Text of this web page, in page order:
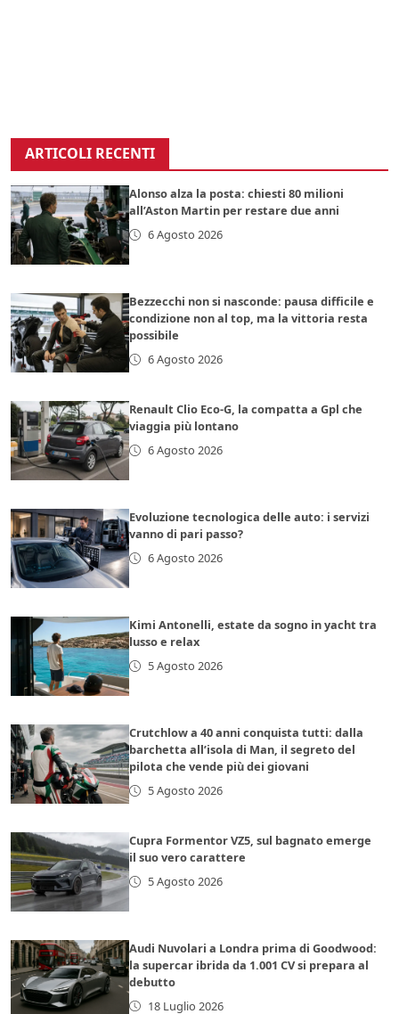
ARTICOLI RECENTI
Alonso alza la posta: chiesti 80 milioni
all’Aston Martin per restare due anni
6 Agosto 2026
Bezzecchi non si nasconde: pausa difficile e
condizione non al top, ma la vittoria resta
possibile
6 Agosto 2026
Renault Clio Eco-G, la compatta a Gpl che
viaggia più lontano
6 Agosto 2026
Evoluzione tecnologica delle auto: i servizi
vanno di pari passo?
6 Agosto 2026
Kimi Antonelli, estate da sogno in yacht tra
lusso e relax
5 Agosto 2026
Crutchlow a 40 anni conquista tutti: dalla
barchetta all’isola di Man, il segreto del
pilota che vende più dei giovani
5 Agosto 2026
Cupra Formentor VZ5, sul bagnato emerge
il suo vero carattere
5 Agosto 2026
Audi Nuvolari a Londra prima di Goodwood:
la supercar ibrida da 1.001 CV si prepara al
debutto
18 Luglio 2026